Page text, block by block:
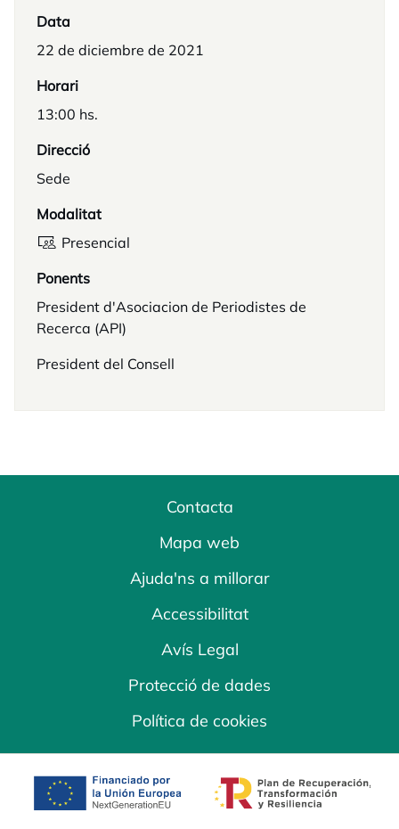
Data
22 de diciembre de 2021
Horari
13:00 hs.
Direcció
Sede
Modalitat
Presencial
Ponents
President d'Asociacion de Periodistes de
Recerca (API)
President del Consell
Contacta
Mapa web
Ajuda'ns a millorar
Accessibilitat
Avís Legal
Protecció de dades
Política de cookies
opens in a new tab opens in a new